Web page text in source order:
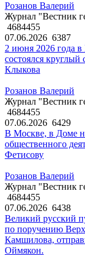
Розанов Валерий
Журнал "Вестник
4684455
07.06.2026 6387
2 июня 2026 года
состоялся
Клыкова
Розанов Валерий
Журнал "Вестник
4684455
07.06.2026 6429
В Москве, в Доме
общественного
Фетисову
Розанов Валерий
Журнал "Вестник
4684455
07.06.2026 6438
Великий русский
по поручению
Камшилова,
Оймякон.